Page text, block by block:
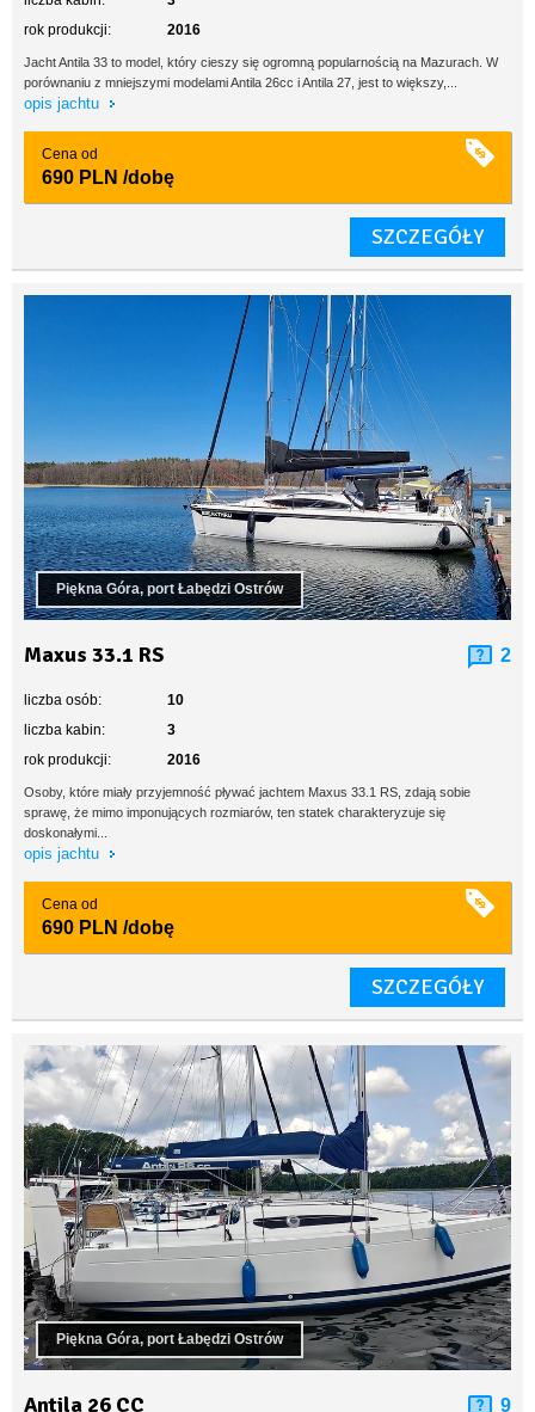
rok produkcji:
2016
Jacht Antila 33 to model, który cieszy się ogromną popularnością na Mazurach. W
porównaniu z mniejszymi modelami Antila 26cc i Antila 27, jest to większy,...
opis jachtu
Cena od
690 PLN /dobę
SZCZEGÓŁY
Piękna Góra, port Łabędzi Ostrów
Maxus 33.1 RS 2
liczba osób:
10
liczba kabin:
3
rok produkcji:
2016
Osoby, które miały przyjemność pływać jachtem Maxus 33.1 RS, zdają sobie
sprawę, że mimo imponujących rozmiarów, ten statek charakteryzuje się
doskonałymi...
opis jachtu
Cena od
690 PLN /dobę
SZCZEGÓŁY
Piękna Góra, port Łabędzi Ostrów
Antila 26 CC 9